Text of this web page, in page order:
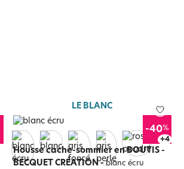
LE BLANC
-40%
+8
Housse cache-sommier en BOUTIS -
BECQUET CRÉATION-blanc écru